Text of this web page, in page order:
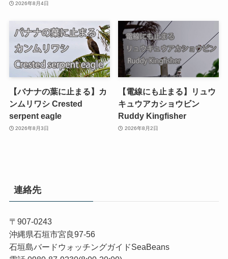
2026年8月4日
【バナナの葉に止まる】カ
ンムリワシ Crested
serpent eagle
2026年8月3日
【電線にも止まる】リュウ
キュウアカショウビン
Ruddy Kingfisher
2026年8月2日
連絡先
〒907-0243
沖縄県石垣市宮良97-56
石垣島バードウォッチングガイドSeaBeans